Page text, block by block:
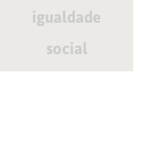
igualdade
social